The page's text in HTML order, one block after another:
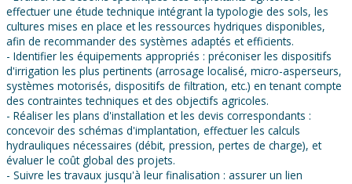
effectuer une étude technique intégrant la typologie des sols, les
cultures mises en place et les ressources hydriques disponibles,
afin de recommander des systèmes adaptés et efficients.
- Identifier les équipements appropriés : préconiser les dispositifs
d'irrigation les plus pertinents (arrosage localisé, micro-asperseurs,
systèmes motorisés, dispositifs de filtration, etc.) en tenant compte
des contraintes techniques et des objectifs agricoles.
- Réaliser les plans d'installation et les devis correspondants :
concevoir des schémas d'implantation, effectuer les calculs
hydrauliques nécessaires (débit, pression, pertes de charge), et
évaluer le coût global des projets.
- Suivre les travaux jusqu'à leur finalisation : assurer un lien